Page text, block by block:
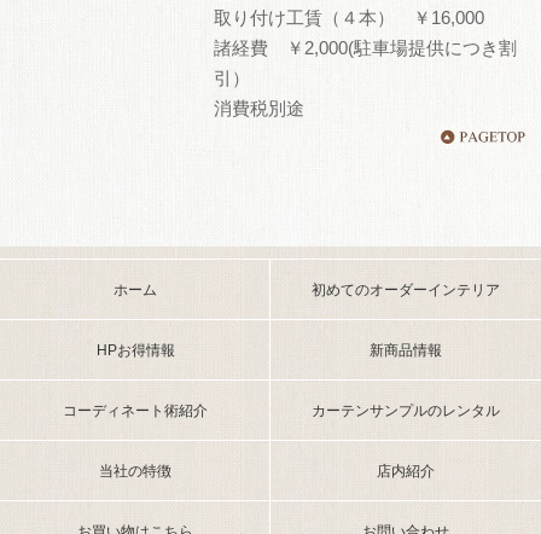
取り付け工賃（４本） ￥16,000
諸経費 ￥2,000(駐車場提供につき割
引）
消費税別途
ホーム 初めてのオーダーインテリア
HPお得情報 新商品情報
コーディネート術紹介 カーテンサンプルのレンタル
当社の特徴 店内紹介